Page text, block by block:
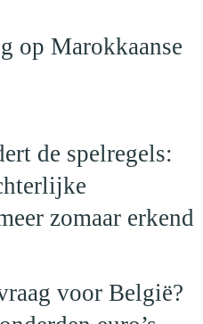
op Marokkaanse
de spelregels:
zomaar erkend
voor België?